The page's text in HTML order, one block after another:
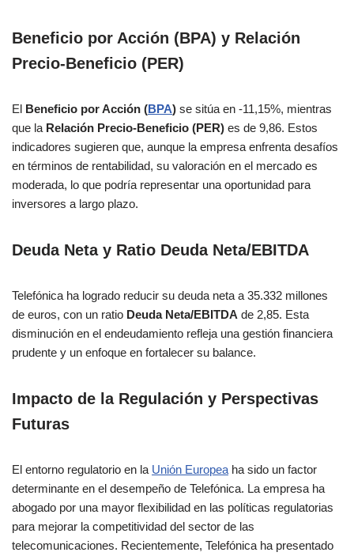
Beneficio por Acción (BPA) y Relación
Precio-Beneficio (PER)
El Beneficio por Acción (BPA) se sitúa en -11,15%, mientras
que la Relación Precio-Beneficio (PER) es de 9,86. Estos
indicadores sugieren que, aunque la empresa enfrenta desafíos
en términos de rentabilidad, su valoración en el mercado es
moderada, lo que podría representar una oportunidad para
inversores a largo plazo.
Deuda Neta y Ratio Deuda Neta/EBITDA
Telefónica ha logrado reducir su deuda neta a 35.332 millones
de euros, con un ratio Deuda Neta/EBITDA de 2,85. Esta
disminución en el endeudamiento refleja una gestión financiera
prudente y un enfoque en fortalecer su balance.
Impacto de la Regulación y Perspectivas
Futuras
El entorno regulatorio en la Unión Europea ha sido un factor
determinante en el desempeño de Telefónica. La empresa ha
abogado por una mayor flexibilidad en las políticas regulatorias
para mejorar la competitividad del sector de las
telecomunicaciones. Recientemente, Telefónica ha presentado